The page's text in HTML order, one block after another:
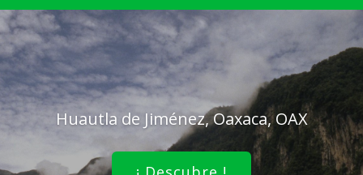
Huautla de Jiménez, Oaxaca, OAX